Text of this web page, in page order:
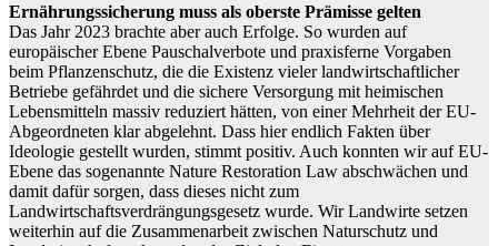
Ernährungssicherung muss als oberste Prämisse gelten
Das Jahr 2023 brachte aber auch Erfolge. So wurden auf
europäischer Ebene Pauschalverbote und praxisferne Vorgaben
beim Pflanzenschutz, die die Existenz vieler landwirtschaftlicher
Betriebe gefährdet und die sichere Versorgung mit heimischen
Lebensmitteln massiv reduziert hätten, von einer Mehrheit der EU-
Abgeordneten klar abgelehnt. Dass hier endlich Fakten über
Ideologie gestellt wurden, stimmt positiv. Auch konnten wir auf EU-
Ebene das sogenannte Nature Restoration Law abschwächen und
damit dafür sorgen, dass dieses nicht zum
Landwirtschaftsverdrängungsgesetz wurde. Wir Landwirte setzen
weiterhin auf die Zusammenarbeit zwischen Naturschutz und